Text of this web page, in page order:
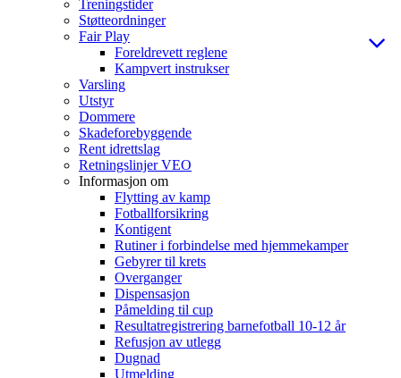
Treningstider
Støtteordninger
Fair Play
Foreldrevett reglene
Kampvert instrukser
Varsling
Utstyr
Dommere
Skadeforebyggende
Rent idrettslag
Retningslinjer VEO
Informasjon om
Flytting av kamp
Fotballforsikring
Kontigent
Rutiner i forbindelse med hjemmekamper
Gebyrer til krets
Overganger
Dispensasjon
Påmelding til cup
Resultatregistrering barnefotball 10-12 år
Refusjon av utlegg
Dugnad
Utmelding